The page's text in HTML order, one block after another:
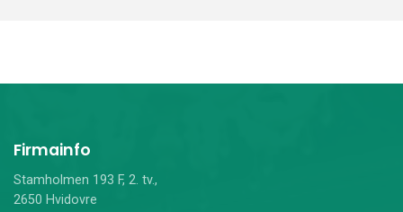
Firmainfo
Stamholmen 193 F, 2. tv.,
2650 Hvidovre